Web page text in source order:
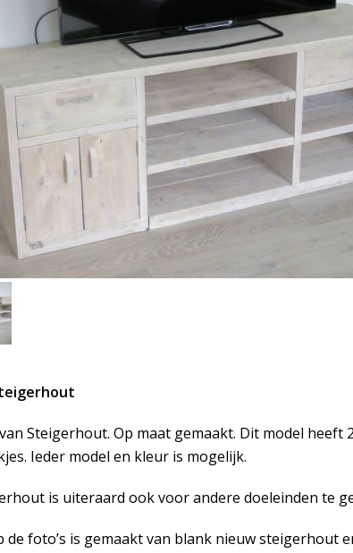
Steigerhout. Op maat gemaakt. Dit model heeft
Ieder model en kleur is mogelijk.
is uiteraard ook voor andere doeleinden te
de foto’s is gemaakt van blank nieuw steigerhout